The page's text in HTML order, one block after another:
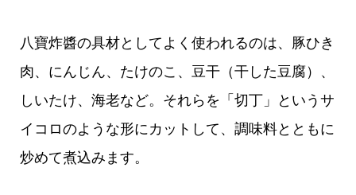
八寶炸醬の具材としてよく使われるのは、豚ひき
肉、にんじん、たけのこ、豆干（干した豆腐）、
しいたけ、海老など。それらを「切丁」というサ
イコロのような形にカットして、調味料とともに
炒めて煮込みます。